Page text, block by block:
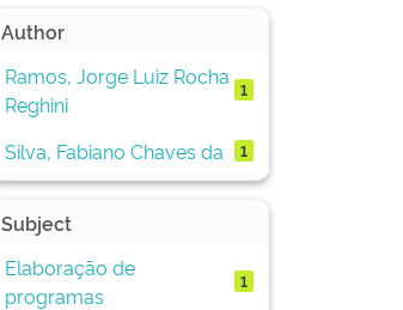
Author
Ramos, Jorge Luiz Rocha
Reghini
1
Silva, Fabiano Chaves da 1
Subject
Elaboração de
programas
1